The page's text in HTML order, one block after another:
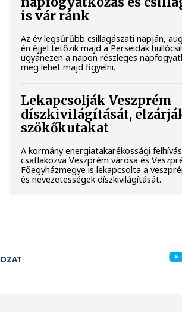
is vár ránk
Az év legsűrűbb csillagászati napján,
én éjjel tetőzik majd a Perseidák
ugyanezen a napon részleges
meg lehet majd figyelni.
Lekapcsolják Veszprém
díszkivilágítását,
szökőkutakat
A kormány energiatakarékossági
csatlakozva Veszprém városa és
Főegyházmegye is lekapcsolta a
és nevezetességek díszkivilágítását.